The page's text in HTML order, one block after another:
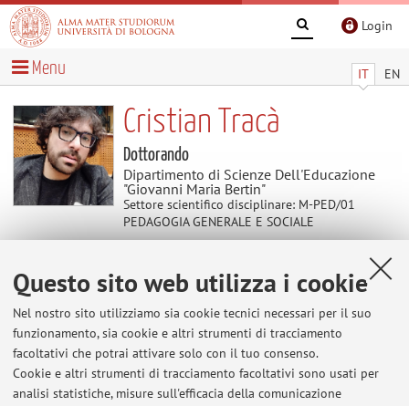
Questo sito web utilizza i cookie
Nel nostro sito utilizziamo sia cookie tecnici necessari per il suo
funzionamento, sia cookie e altri strumenti di tracciamento
facoltativi che potrai attivare solo con il tuo consenso.
Cookie e altri strumenti di tracciamento facoltativi sono usati per
analisi statistiche, misure sull'efficacia della comunicazione
Login
IT EN
Menu
Cristian Tracà
Dottorando
Dipartimento di Scienze Dell'Educazione
"Giovanni Maria Bertin"
Settore scientifico disciplinare: M-PED/01
PEDAGOGIA GENERALE E SOCIALE
Avvisi
Al momento non sono presenti avvisi.
Area riservata